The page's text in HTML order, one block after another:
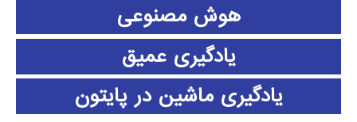
هوش مصنوعی
یادگیری عمیق
یادگیری ماشین در پایتون